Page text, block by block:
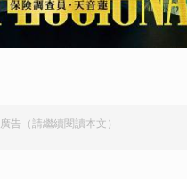
廣告（請繼續閱讀本文）